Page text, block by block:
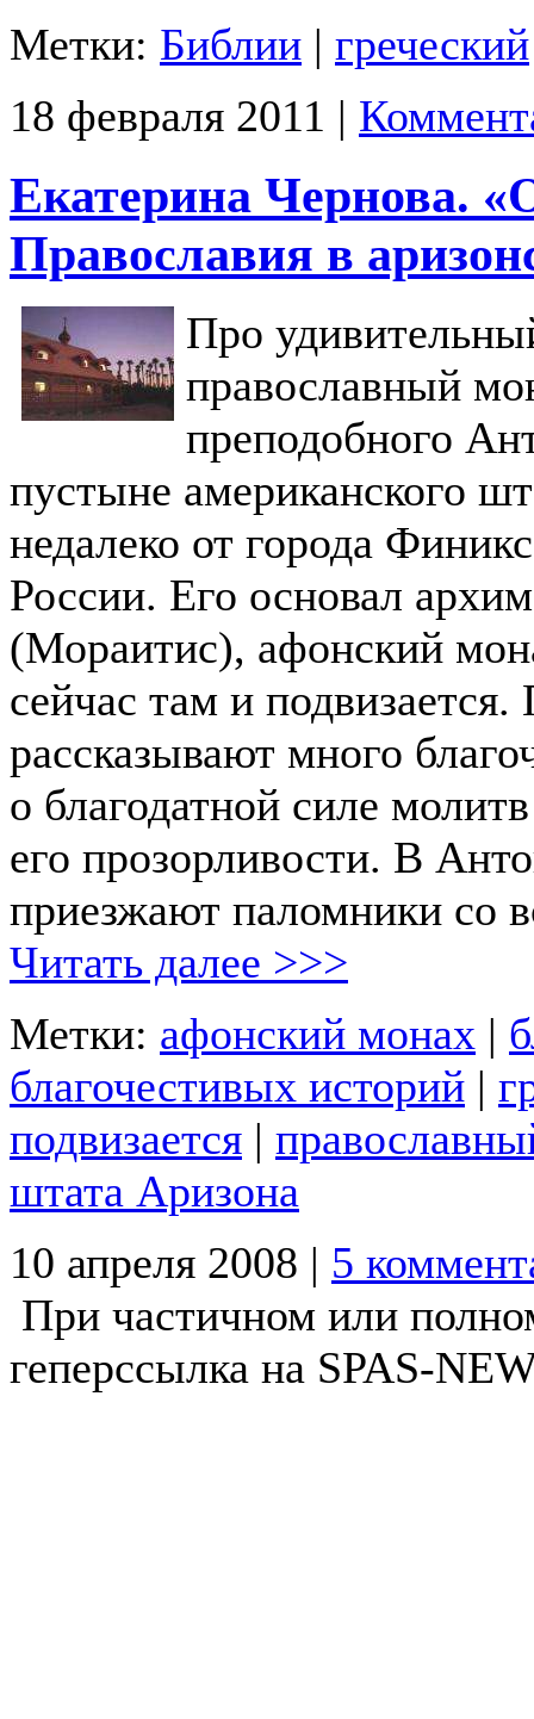
Метки: Библии | греческий
18 февраля 2011 |
Екатерина Чернова.
Православия в
Про
православный
преподобного
пустыне американского
недалеко от города
России. Его основал
(Мораитис), афонский
сейчас там и
рассказывают много
о благодатной силе
его прозорливости. В
приезжают паломники со
Читать далее >>>
Метки: афонский монах |
благочестивых историй |
подвизается |
штата Аризона
10 апреля 2008 | 5
При частичном или
геперссылка на SPAS-